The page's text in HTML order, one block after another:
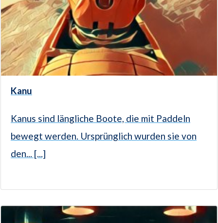
Kanu
Kanus sind längliche Boote, die mit Paddeln
bewegt werden. Ursprünglich wurden sie von
den... [...]